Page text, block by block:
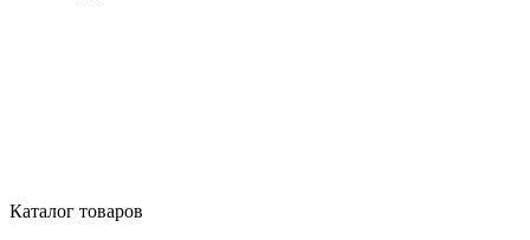
Каталог товаров